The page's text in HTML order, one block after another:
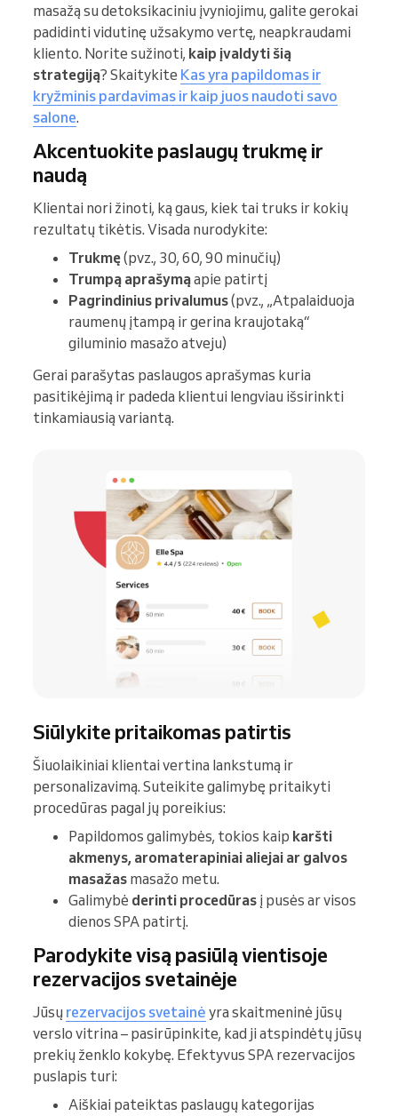
masažą su detoksikaciniu įvyniojimu, galite gerokai
padidinti vidutinę užsakymo vertę, neapkraudami
kliento. Norite sužinoti, kaip įvaldyti šią
strategiją? Skaitykite Kas yra papildomas ir
kryžminis pardavimas ir kaip juos naudoti savo
salone.
Akcentuokite paslaugų trukmę ir
naudą
Klientai nori žinoti, ką gaus, kiek tai truks ir kokių
rezultatų tikėtis. Visada nurodykite:
Trukmę(pvz., 30, 60, 90 minučių)
Trumpą aprašymąapie patirtį
Pagrindinius privalumus(pvz., „Atpalaiduoja
raumenų įtampą ir gerina kraujotaką“
giluminio masažo atveju)
Gerai parašytas paslaugos aprašymas kuria
pasitikėjimą ir padeda klientui lengviau išsirinkti
tinkamiausią variantą.
Siūlykite pritaikomas patirtis
Šiuolaikiniai klientai vertina lankstumą ir
personalizavimą. Suteikite galimybę pritaikyti
procedūras pagal jų poreikius:
Papildomos galimybės, tokios kaip karšti
akmenys, aromaterapiniai aliejai ar galvos
masažas masažo metu.
Galimybė derinti procedūras į pusės ar visos
dienos SPA patirtį.
Parodykite visą pasiūlą vientisoje
rezervacijos svetainėje
Jūsų rezervacijos svetainė yra skaitmeninė jūsų
verslo vitrina – pasirūpinkite, kad ji atspindėtų jūsų
prekių ženklo kokybę. Efektyvus SPA rezervacijos
puslapis turi:
Aiškiai pateiktas paslaugų kategorijas